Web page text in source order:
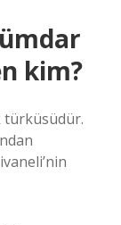
kim?
türküsüdür.